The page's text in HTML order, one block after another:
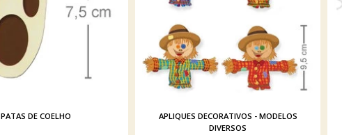
PATAS DE COELHO
APLIQUES DECORATIVOS - MODELOS
DIVERSOS